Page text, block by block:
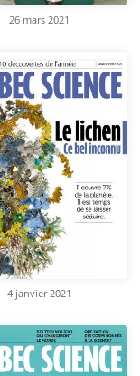
26 mars 2021
4 janvier 2021